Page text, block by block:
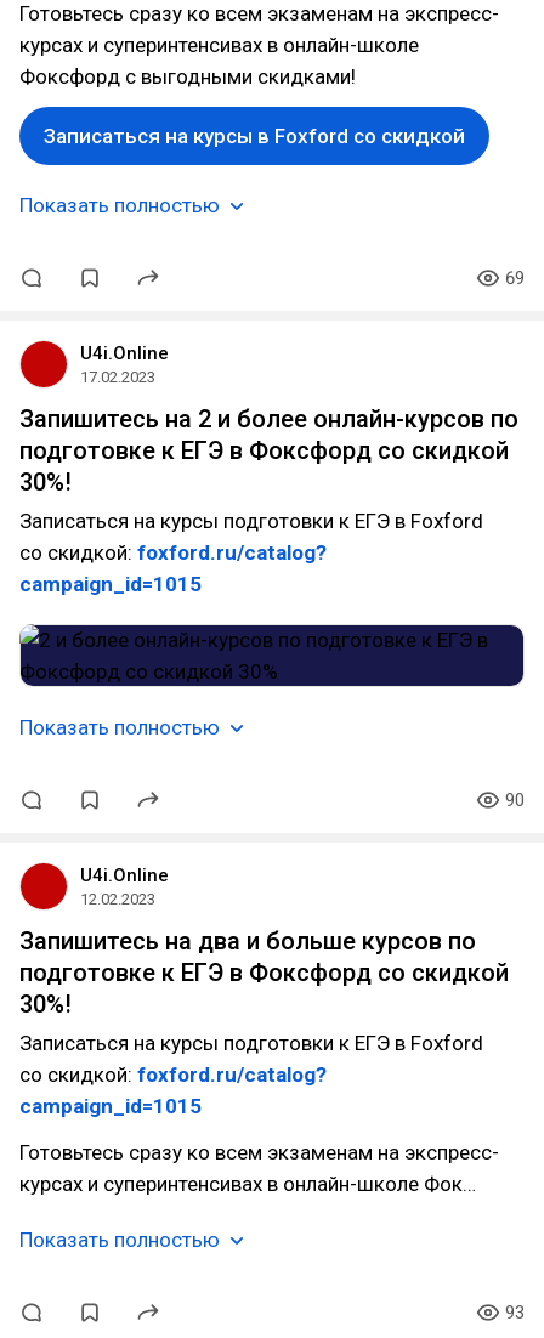
Готовьтесь сразу ко всем экзаменам на экспресс-
курсах и суперинтенсивах в онлайн-школе
Фоксфорд с выгодными скидками!
Записаться на курсы в Foxford со скидкой
Показать полностью
69
U4i.Online
17.02.2023
​Запишитесь на 2 и более онлайн-курсов по
подготовке к ЕГЭ в Фоксфорд со скидкой
30%!
Записаться на курсы подготовки к ЕГЭ в Foxford
со скидкой: foxford.ru/catalog?
campaign_id=1015
Показать полностью
90
U4i.Online
12.02.2023
Запишитесь на два и больше курсов по
подготовке к ЕГЭ в Фоксфорд со скидкой
30%!
Записаться на курсы подготовки к ЕГЭ в Foxford
со скидкой: foxford.ru/catalog?
campaign_id=1015
Готовьтесь сразу ко всем экзаменам на экспресс-
курсах и суперинтенсивах в онлайн-школе Фок…
Показать полностью
93